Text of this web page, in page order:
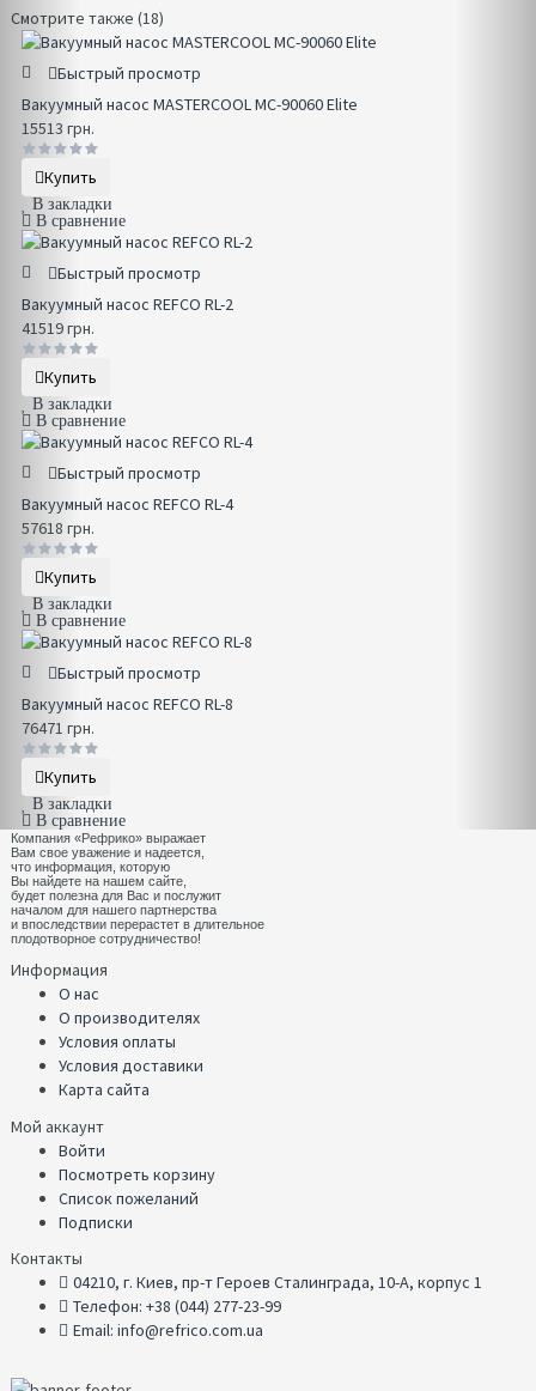
Смотрите также (18)
Быстрый просмотр
Вакуумный насос MASTERCOOL MC-90060 Elite
15513 грн.
Купить
В закладки
В сравнение
Быстрый просмотр
Вакуумный насос REFCO RL-2
41519 грн.
Купить
В закладки
В сравнение
Быстрый просмотр
Вакуумный насос REFCO RL-4
57618 грн.
Купить
В закладки
В сравнение
Быстрый просмотр
Вакуумный насос REFCO RL-8
76471 грн.
Купить
В закладки
В сравнение
Компания «Рефрико» выражает
Вам свое уважение и надеется,
что информация, которую
Вы найдете на нашем сайте,
будет полезна для Вас и послужит
началом для нашего партнерства
и впоследствии перерастет в длительное
плодотворное сотрудничество!
Информация
О нас
О производителях
Условия оплаты
Условия доставики
Карта сайта
Мой аккаунт
Войти
Посмотреть корзину
Список пожеланий
Подписки
Контакты
04210, г. Киев, пр-т Героев Сталинграда, 10-А, корпус 1
Телефон: +38 (044) 277-23-99
Email: info@refrico.com.ua